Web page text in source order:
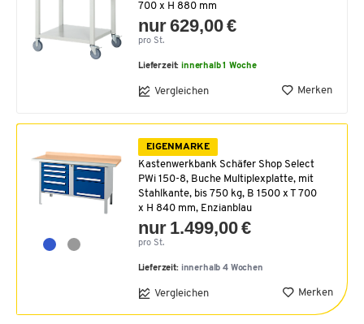
700 x H 880 mm
nur 629,00 €
pro St.
Lieferzeit:innerhalb 1 Woche
Vergleichen Merken
EIGENMARKE
Kastenwerkbank Schäfer Shop Select
PWi 150-8, Buche Multiplexplatte, mit
Stahlkante, bis 750 kg, B 1500 x T 700
x H 840 mm, Enzianblau
nur 1.499,00 €
pro St.
Lieferzeit: innerhalb 4 Wochen
Vergleichen Merken